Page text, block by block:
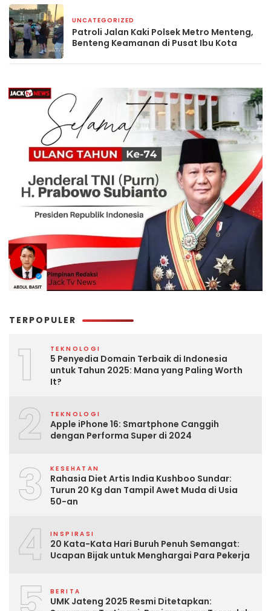
UNCATEGORIZED
Patroli Jalan Kaki Polsek Metro Menteng,
Benteng Keamanan di Pusat Ibu Kota
TERPOPULER
1 TEKNOLOGI
5 Penyedia Domain Terbaik di Indonesia
untuk Tahun 2025: Mana yang Paling Worth
It?
2 TEKNOLOGI
Apple iPhone 16: Smartphone Canggih
dengan Performa Super di 2024
3 KESEHATAN
Rahasia Diet Artis India Kushboo Sundar:
Turun 20 Kg dan Tampil Awet Muda di Usia
50-an
4 INSPIRASI
20 Kata-Kata Hari Buruh Penuh Semangat:
Ucapan Bijak untuk Menghargai Para Pekerja
BERITA
UMK Jateng 2025 Resmi Ditetapkan: